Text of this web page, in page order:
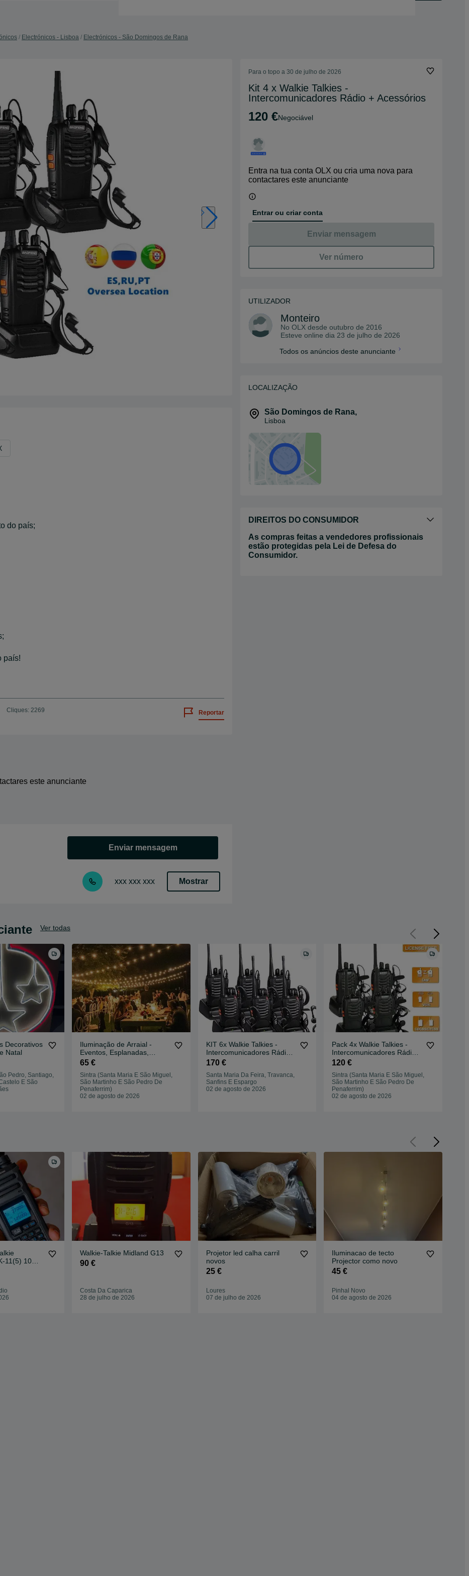
Electrónicos - Lisboa Electrónicos - São Domingos de Rana
do país;
país!
Cliques: 2269 Reportar
este anunciante
Enviar mensagem
xxx xxx xxx Mostrar
Para o topo a 30 de julho de 2026
Kit 4 x Walkie Talkies -
Intercomunicadores Rádio + Acessórios
120 € Negociável
Entra na tua conta OLX ou cria uma nova para
contactares este anunciante
Entrar ou criar conta
Enviar mensagem
Ver número
UTILIZADOR
Monteiro
No OLX desde outubro de 2016
Esteve online dia 23 de julho de 2026
Todos os anúncios deste anunciante
LOCALIZAÇÃO
São Domingos de Rana,
Lisboa
DIREITOS DO CONSUMIDOR
As compras feitas a vendedores profissionais
estão protegidas pela Lei de Defesa do
Consumidor.
Ver todas
Decorativos
Natal
Pedro, Santiago,
E São
Iluminação de Arraial -
Eventos, Esplanadas,
Jardins, etc.
65 €
Sintra (Santa Maria E São Miguel,
São Martinho E São Pedro De
Penaferrim)
02 de agosto de 2026
KIT 6x Walkie Talkies -
Intercomunicadores Rádio +
Acessórios - NOVOS
170 €
Santa Maria Da Feira, Travanca,
Sanfins E Espargo
02 de agosto de 2026
Pack 4x Walkie Talkies -
Intercomunicadores Rádio -
Novos - Promo
120 €
Sintra (Santa Maria E São Miguel,
São Martinho E São Pedro De
Penaferrim)
02 de agosto de 2026
11(5) 10W
Walkie-Talkie Midland G13
90 €
Costa Da Caparica
28 de julho de 2026
Projetor led calha carril
novos
25 €
Loures
07 de julho de 2026
Iluminacao de tecto
Projector como novo
45 €
Pinhal Novo
04 de agosto de 2026